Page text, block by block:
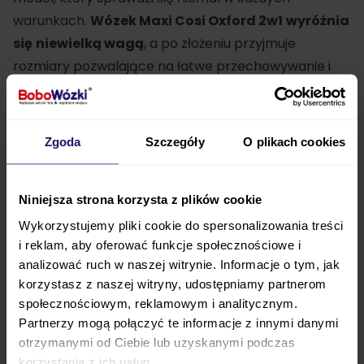
Zgoda Szczegóły O plikach cookies
Niniejsza strona korzysta z plików cookie
Wykorzystujemy pliki cookie do spersonalizowania treści
i reklam, aby oferować funkcje społecznościowe i
analizować ruch w naszej witrynie. Informacje o tym, jak
korzystasz z naszej witryny, udostępniamy partnerom
społecznościowym, reklamowym i analitycznym.
Partnerzy mogą połączyć te informacje z innymi danymi
otrzymanymi od Ciebie lub uzyskanymi podczas
korzystania z ich usług.
warunkach. Wózek Maxi Cosi Oxford 2w1 wyróżnia
się niewielką wagą, a po złożeniu przyjmuje
rozmiary pozwalające na łatwe przechowywanie i
przewożenie wózka. Dodatkowo u dołu
kosz zakupowy, dzięki
któremu zakupy podczas spacerów z
2w1 doskonale sprawdza się podczas spacerów w
ciepłe i słoneczne dni w ciągu roku dzięki
obecności filtra UPF50+ w materiale budek, a także
specjalnym siateczkom wentylacyjnym, które
gwarantują odpowiednią cyrkulację powietrza.
Funkcjonalny wózek głęboko-spacerowy